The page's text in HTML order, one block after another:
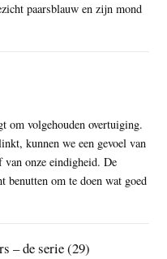
paarsblauw en zijn mond
om volgehouden overtuiging.
kunnen we een gevoel van
van onze eindigheid. De
benutten om te doen wat goed
– de serie (29)